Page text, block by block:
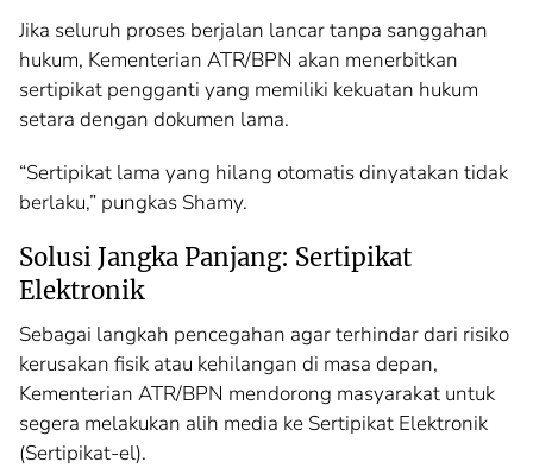
Jika seluruh proses berjalan lancar tanpa sanggahan
hukum, Kementerian ATR/BPN akan menerbitkan
sertipikat pengganti yang memiliki kekuatan hukum
setara dengan dokumen lama.
“Sertipikat lama yang hilang otomatis dinyatakan tidak
berlaku,” pungkas Shamy.
Solusi Jangka Panjang: Sertipikat
Elektronik
Sebagai langkah pencegahan agar terhindar dari risiko
kerusakan fisik atau kehilangan di masa depan,
Kementerian ATR/BPN mendorong masyarakat untuk
segera melakukan alih media ke Sertipikat Elektronik
(Sertipikat-el).